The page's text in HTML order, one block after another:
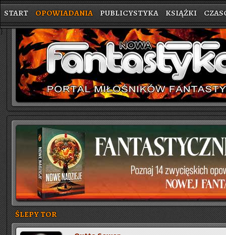
START OPOWIADANIA PUBLICYSTYKA KSIĄŻKI
}
ŚLEPY TOR